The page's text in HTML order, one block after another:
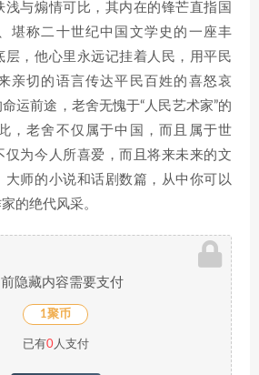
浅与煽情可比，其内在的锋芒直指国
堪称二十世纪中国文学史的一座丰
层，他心里永远记挂着人民，用平民
亲切的语言传达平民百姓的喜怒哀
运前途，老舍无愧于“人民艺术家”的
，老舍不仅属于中国，而且属于世
仅为今人所喜爱，而且将来未来的文
大师的小说和话剧数篇，从中你可以
的绝代风采。
隐藏内容需要支付
1聚币
已有0人支付